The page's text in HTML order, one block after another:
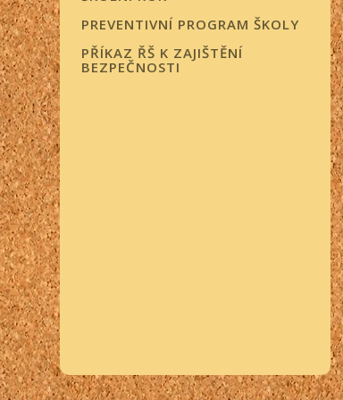
PREVENTIVNÍ PROGRAM ŠKOLY
PŘÍKAZ ŘŠ K ZAJIŠTĚNÍ
BEZPEČNOSTI